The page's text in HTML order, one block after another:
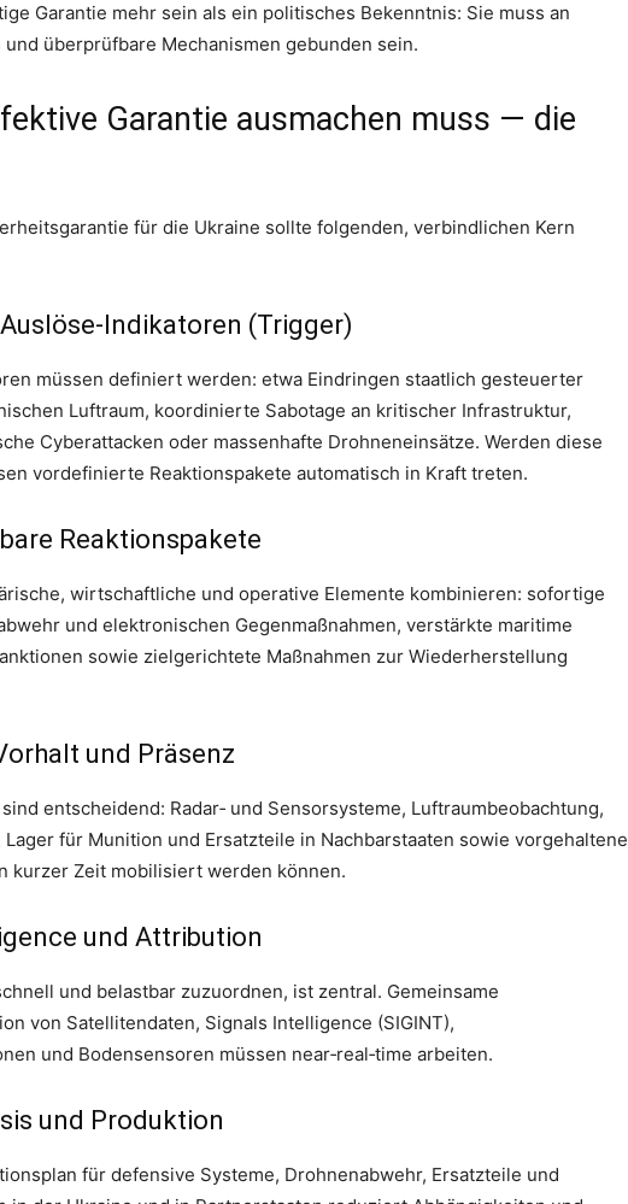
Garantie mehr sein als ein politisches Bekenntnis: Sie muss an
überprüfbare Mechanismen gebunden sein.
Garantie ausmachen muss — die
für die Ukraine sollte folgenden, verbindlichen Kern
(Trigger)
müssen definiert werden: etwa Eindringen staatlich gesteuerter
Luftraum, koordinierte Sabotage an kritischer Infrastruktur,
Cyberattacken oder massenhafte Drohneneinsätze. Werden diese
vordefinierte Reaktionspakete automatisch in Kraft treten.
Reaktionspakete
wirtschaftliche und operative Elemente kombinieren: sofortige
und elektronischen Gegenmaßnahmen, verstärkte maritime
sowie zielgerichtete Maßnahmen zur Wiederherstellung
und Präsenz
entscheidend: Radar‑ und Sensorsysteme, Luftraumbeobachtung,
für Munition und Ersatzteile in Nachbarstaaten sowie vorgehaltene
kurzer Zeit mobilisiert werden können.
und Attribution
und belastbar zuzuordnen, ist zentral. Gemeinsame
von Satellitendaten, Signals Intelligence (SIGINT),
und Bodensensoren müssen near‑real‑time arbeiten.
und Produktion
für defensive Systeme, Drohnenabwehr, Ersatzteile und